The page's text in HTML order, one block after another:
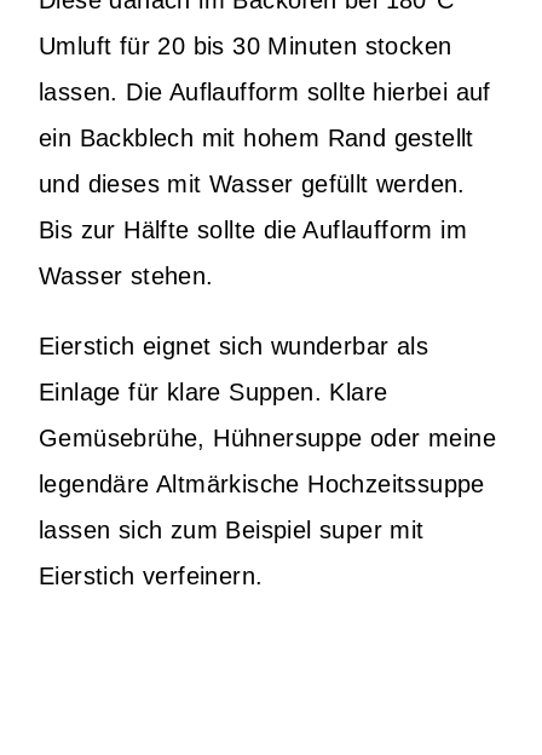
Umluft für 20 bis 30 Minuten stocken
lassen. Die Auflaufform sollte hierbei auf
ein Backblech mit hohem Rand gestellt
und dieses mit Wasser gefüllt werden.
Bis zur Hälfte sollte die Auflaufform im
Wasser stehen.
Eierstich eignet sich wunderbar als
Einlage für klare Suppen. Klare
Gemüsebrühe, Hühnersuppe oder meine
legendäre Altmärkische Hochzeitssuppe
lassen sich zum Beispiel super mit
Eierstich verfeinern.